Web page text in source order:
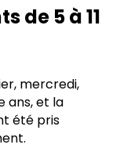
de 5 à 11
mercredi,
ans, et la
été pris